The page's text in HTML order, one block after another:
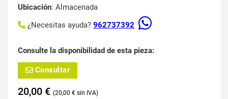
Ubicación: Almacenada
¿Necesitas ayuda? 962737392
Consulte la disponibilidad de esta pieza:
Consultar
20,00 € 20,00 €